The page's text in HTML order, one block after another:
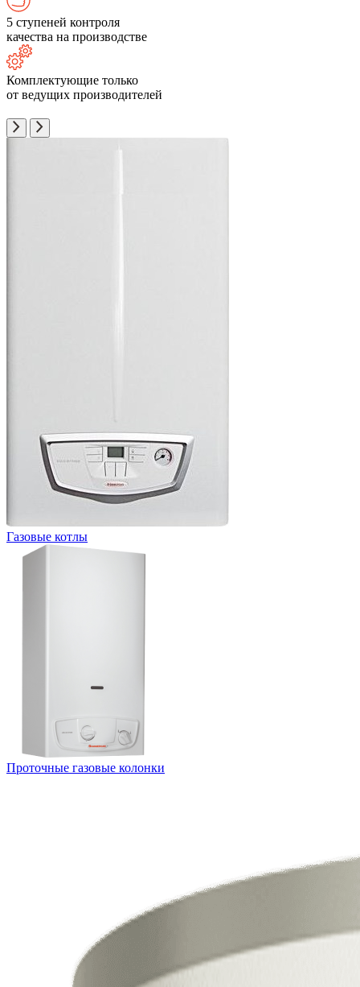
5 ступеней контроля
качества на производстве
Комплектующие только
от ведущих производителей
Газовые котлы
Проточные газовые колонки